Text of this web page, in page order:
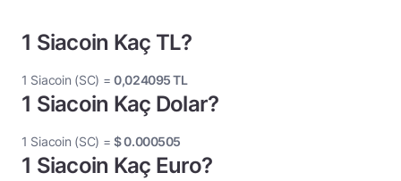
1 Siacoin Kaç TL?
1 Siacoin (SC) =0,024095TL
1 Siacoin Kaç Dolar?
1 Siacoin (SC) =$0.000505
1 Siacoin Kaç Euro?